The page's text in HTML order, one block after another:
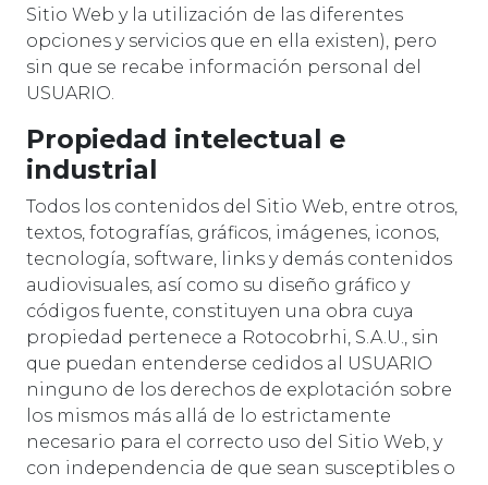
Sitio Web y la utilización de las diferentes
opciones y servicios que en ella existen), pero
sin que se recabe información personal del
USUARIO.
Propiedad intelectual e
industrial
Todos los contenidos del Sitio Web, entre otros,
textos, fotografías, gráficos, imágenes, iconos,
tecnología, software, links y demás contenidos
audiovisuales, así como su diseño gráfico y
códigos fuente, constituyen una obra cuya
propiedad pertenece a Rotocobrhi, S.A.U., sin
que puedan entenderse cedidos al USUARIO
ninguno de los derechos de explotación sobre
los mismos más allá de lo estrictamente
necesario para el correcto uso del Sitio Web, y
con independencia de que sean susceptibles o